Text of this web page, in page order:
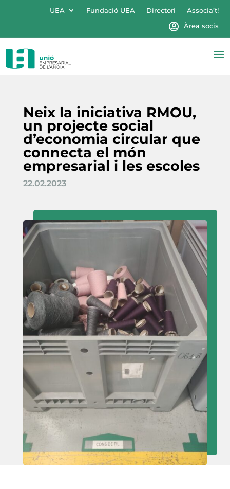
UEA Fundació UEA Directori
Associa’t!
Àrea socis
Neix la iniciativa RMOU,
un projecte social
d’economia circular que
connecta el món
empresarial i les escoles
22.02.2023